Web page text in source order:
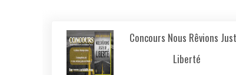
Concours Nous Rêvions
Liberté